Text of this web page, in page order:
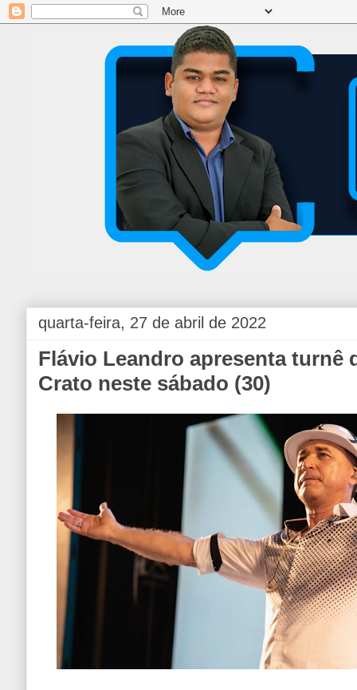
quarta-feira, 27 de abril de 2022
Flávio Leandro apresenta turnê
Crato neste sábado (30)